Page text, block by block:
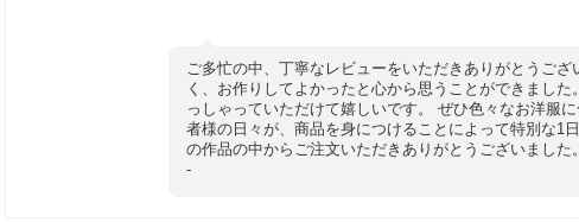
ご多忙の中、丁寧なレビューをいただきありがとうご
く、お作りしてよかったと心から思うことができまし
っしゃっていただけて嬉しいです。 ぜひ色々なお洋服
者様の日々が、商品を身につけることによって特別な1
の作品の中からご注文いただきありがとうございまし
-